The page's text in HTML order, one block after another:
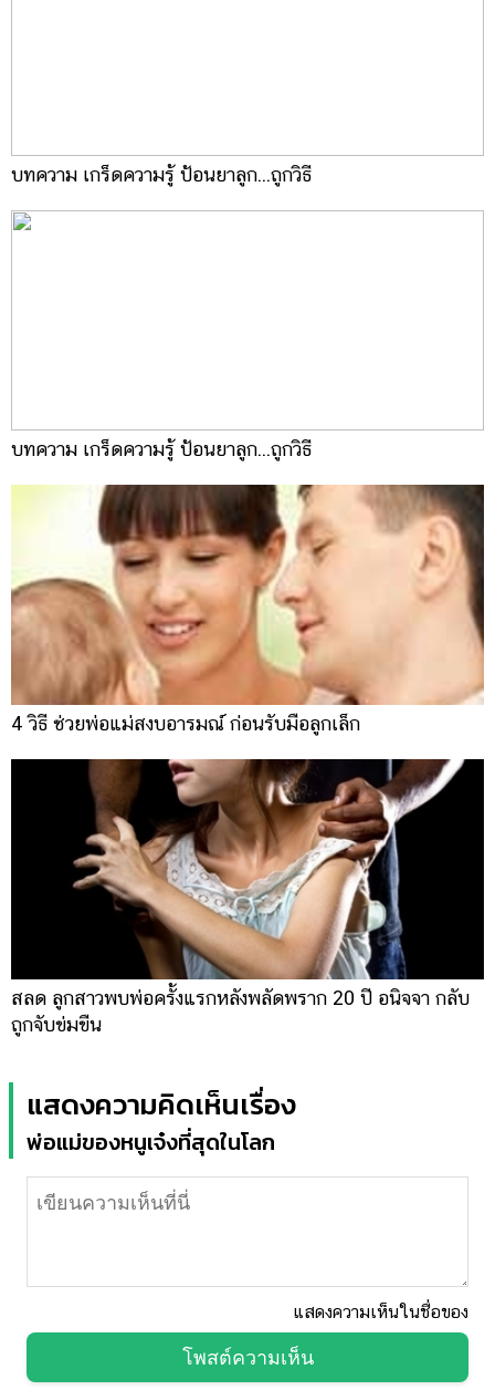
บทความ เกร็ดความรู้ ป้อนยาลูก...ถูกวิธี
บทความ เกร็ดความรู้ ป้อนยาลูก...ถูกวิธี
4 วิธี ช่วยพ่อแม่สงบอารมณ์ ก่อนรับมือลูกเล็ก
สลด ลูกสาวพบพ่อครั้งแรกหลังพลัดพราก 20 ปี อนิจจา กลับ
ถูกจับข่มขืน
แสดงความคิดเห็นเรื่อง
พ่อแม่ของหนูเจ๋งที่สุดในโลก
แสดงความเห็นในชื่อของ
โพสต์ความเห็น